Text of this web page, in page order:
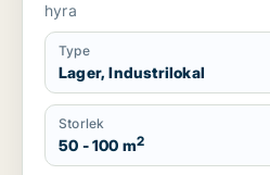
hyra
Type
Lager, Industrilokal
Storlek
50 - 100 m2